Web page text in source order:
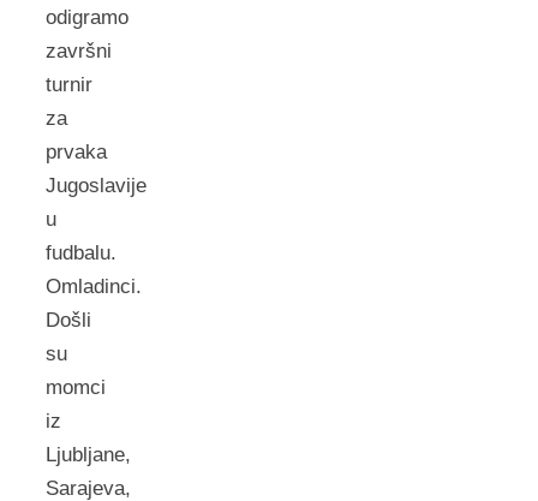
odigramo
završni
turnir
za
prvaka
Jugoslavije
u
fudbalu.
Omladinci.
Došli
su
momci
iz
Ljubljane,
Sarajeva,